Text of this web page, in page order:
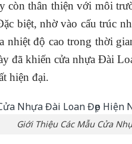
còn thân thiện với môi
biệt, nhờ vào cấu trúc
nhiệt độ cao trong thời
đã khiến cửa nhựa Đài
hiện đại.
Giới Thiệu Các Mẫu Cửa